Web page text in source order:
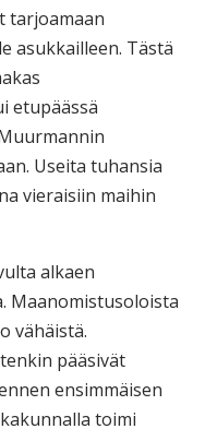
tarjoamaan
asukkailleen. Tästä
etupäässä
Useita tuhansia
vieraisiin maihin
alkaen
Maanomistusoloista
vähäistä.
pääsivät
ensimmäisen
toimi